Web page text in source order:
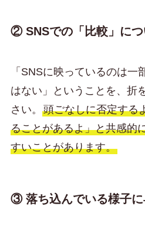
② SNSでの「比較」に
「SNSに映っているのは一
はない」ということを、折
さい。 頭ごなしに否定する
ることがあるよ」と共感的
すいことがあります。
③ 落ち込んでいる様子に